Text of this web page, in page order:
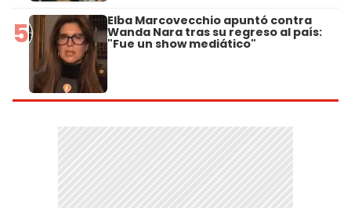
5 Elba Marcovecchio apuntó contra
Wanda Nara tras su regreso al país:
"Fue un show mediático"